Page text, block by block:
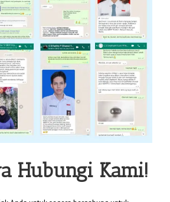
Hubungi Kami!